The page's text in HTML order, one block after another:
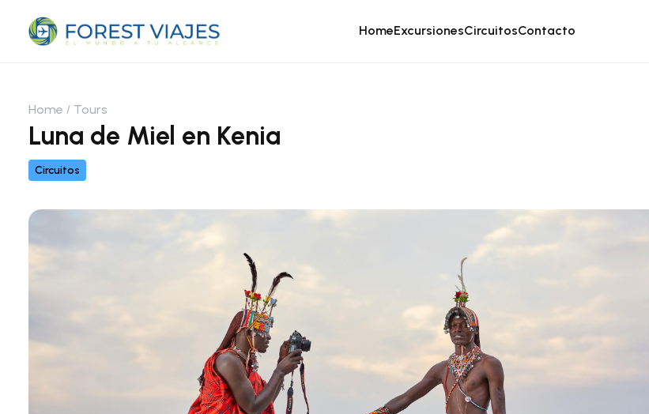
HomeExcursionesCircuitosContacto
Home Tours
Luna de Miel en Kenia
Circuitos